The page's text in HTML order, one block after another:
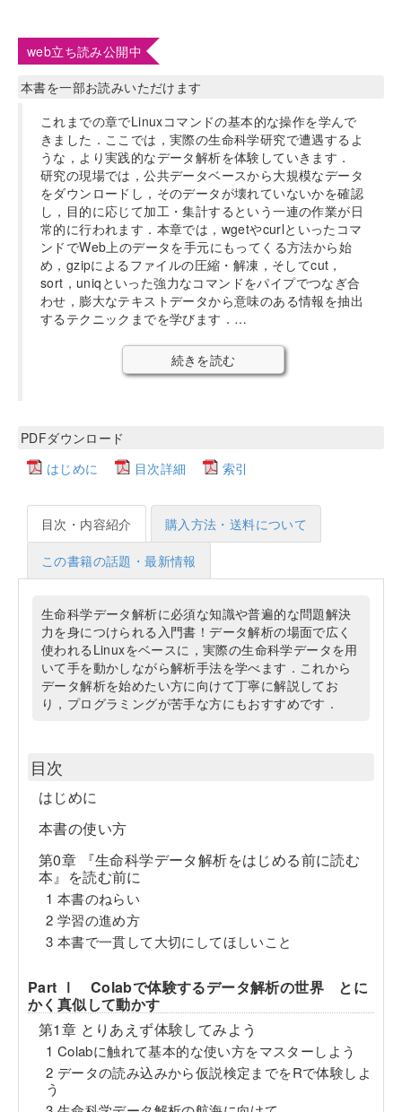
web立ち読み公開中
本書を一部お読みいただけます
これまでの章でLinuxコマンドの基本的な操作を学んで
きました．ここでは，実際の生命科学研究で遭遇するよ
うな，より実践的なデータ解析を体験していきます．
研究の現場では，公共データベースから大規模なデータ
をダウンロードし，そのデータが壊れていないかを確認
し，目的に応じて加工・集計するという一連の作業が日
常的に行われます．本章では，wgetやcurlといったコマ
ンドでWeb上のデータを手元にもってくる方法から始
め，gzipによるファイルの圧縮・解凍，そしてcut，
sort，uniqといった強力なコマンドをパイプでつなぎ合
わせ，膨大なテキストデータから意味のある情報を抽出
するテクニックまでを学びます．…
続きを読む
PDFダウンロード
はじめに
目次詳細 索引
目次・内容紹介 購入方法・送料について
この書籍の話題・最新情報
生命科学データ解析に必須な知識や普遍的な問題解決
力を身につけられる入門書！データ解析の場面で広く
使われるLinuxをベースに，実際の生命科学データを用
いて手を動かしながら解析手法を学べます．これから
データ解析を始めたい方に向けて丁寧に解説してお
り，プログラミングが苦手な方にもおすすめです．
目次
はじめに
本書の使い方
第0章 『生命科学データ解析をはじめる前に読む
本』を読む前に
1 本書のねらい
2 学習の進め方
3 本書で一貫して大切にしてほしいこと
Part Ⅰ Colabで体験するデータ解析の世界 とに
かく真似して動かす
第1章 とりあえず体験してみよう
1 Colabに触れて基本的な使い方をマスターしよう
2 データの読み込みから仮説検定までをRで体験しよ
う